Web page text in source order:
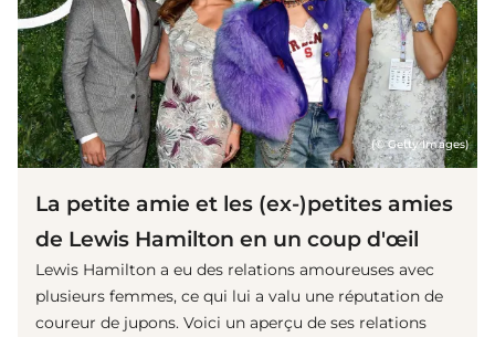
(© Getty Images)
La petite amie et les (ex-)petites amies
de Lewis Hamilton en un coup d'œil
Lewis Hamilton a eu des relations amoureuses avec
plusieurs femmes, ce qui lui a valu une réputation de
coureur de jupons. Voici un aperçu de ses relations